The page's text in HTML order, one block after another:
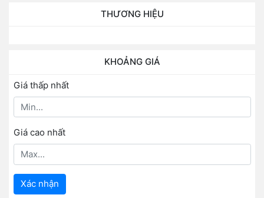
THƯƠNG HIỆU
KHOẢNG GIÁ
Giá thấp nhất
Giá cao nhất
Xác nhận